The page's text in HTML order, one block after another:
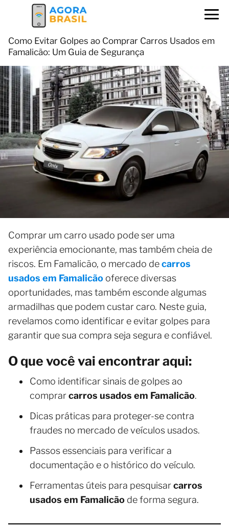
Como Evitar Golpes ao Comprar Carros Usados em
Famalicão: Um Guia de Segurança
Comprar um carro usado pode ser uma
experiência emocionante, mas também cheia de
riscos. Em Famalicão, o mercado decarros
usados em Famalicão oferece diversas
oportunidades, mas também esconde algumas
armadilhas que podem custar caro. Neste guia,
revelamos como identificar e evitar golpes para
garantir que sua compra seja segura e confiável.
O que você vai encontrar aqui:
Como identificar sinais de golpes ao
comprarcarros usados em Famalicão.
Dicas práticas para proteger-se contra
fraudes no mercado de veículos usados.
Passos essenciais para verificar a
documentação e o histórico do veículo.
Ferramentas úteis para pesquisarcarros
usados em Famalicão de forma segura.